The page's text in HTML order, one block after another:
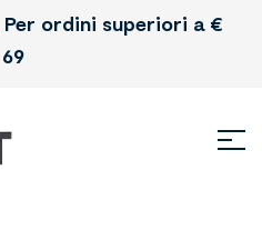
Per ordini superiori a €
69